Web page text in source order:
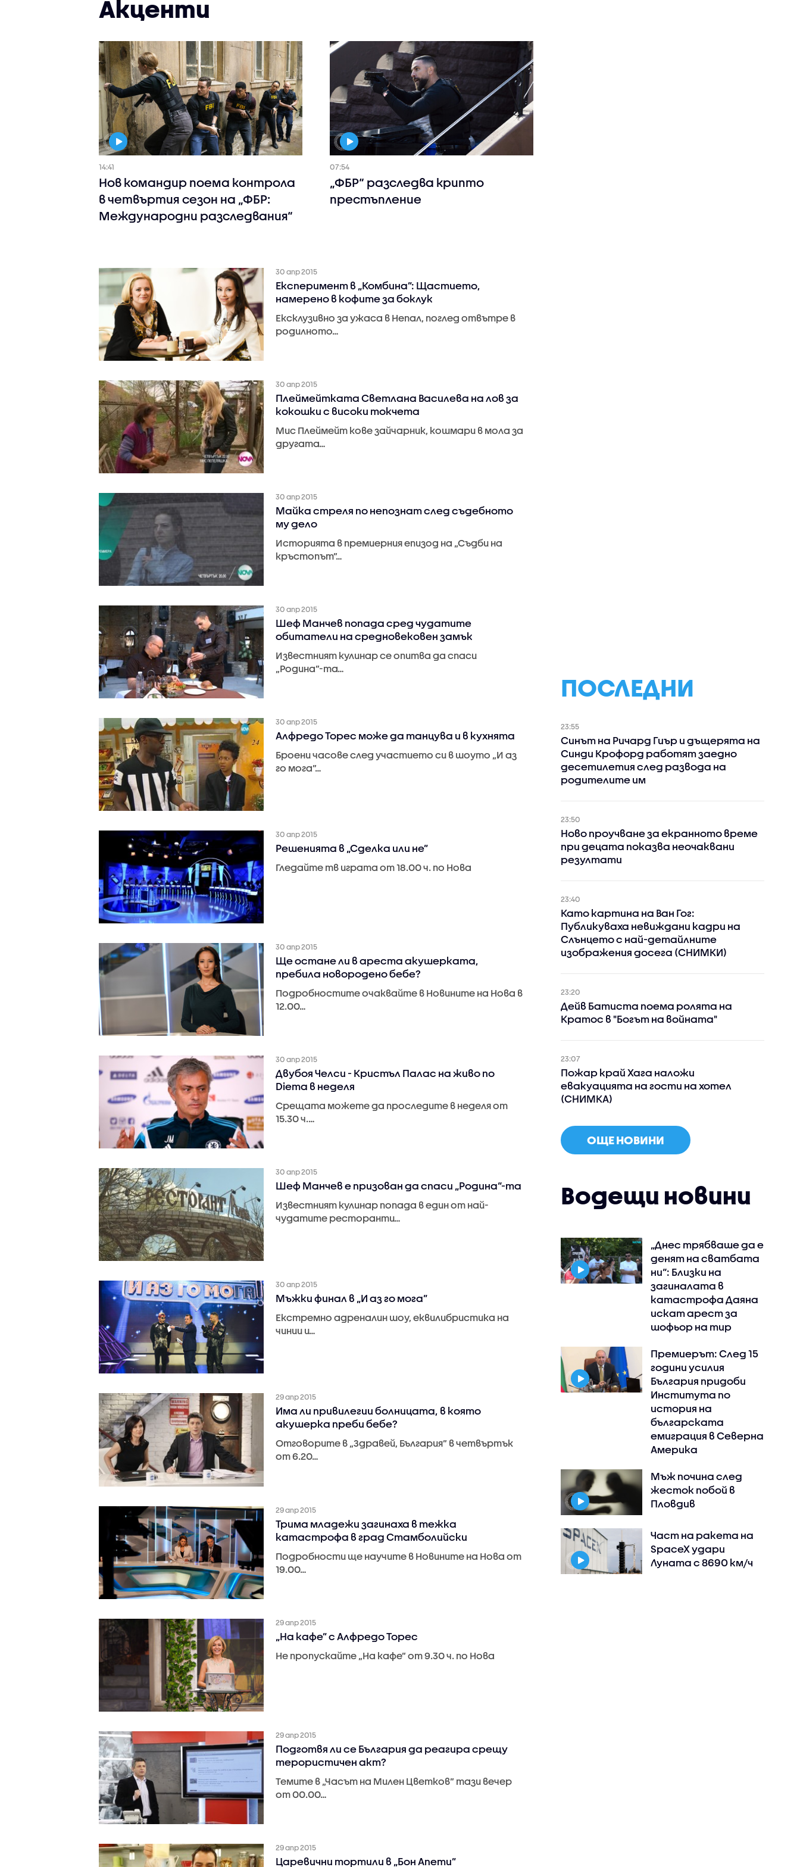
Акценти
14:41
Нов командир поема контрола
в четвъртия сезон на „ФБР:
Международни разследвания“
07:54
„ФБР“ разследва крипто
престъпление
30 апр 2015
Експеримент в „Комбина”: Щастието,
намерено в кофите за боклук
Ексклузивно за ужаса в Непал, поглед отвътре в
родилното…
30 апр 2015
Плеймейтката Светлана Василева на лов за
кокошки с високи токчета
Мис Плеймейт кове зайчарник, кошмари в мола за
другата…
30 апр 2015
Майка стреля по непознат след съдебното
му дело
Историята в премиерния епизод на „Съдби на
кръстопът”…
30 апр 2015
Шеф Манчев попада сред чудатите
обитатели на средновековен замък
Известният кулинар се опитва да спаси
„Родина”-та…
30 апр 2015
Алфредо Торес може да танцува и в кухнята
Броени часове след участието си в шоуто „И аз
го мога”…
30 апр 2015
Решенията в „Сделка или не”
Гледайте тв играта от 18.00 ч. по Нова
30 апр 2015
Ще остане ли в ареста акушерката,
пребила новородено бебе?
Подробностите очаквайте в Новините на Нова в
12.00…
30 апр 2015
Двубоя Челси - Кристъл Палас на живо по
Diema в неделя
Срещата можете да проследите в неделя от
15.30 ч.…
30 апр 2015
Шеф Манчев е призован да спаси „Родина“-та
Известният кулинар попада в един от най-
чудатите ресторанти…
30 апр 2015
Мъжки финал в „И аз го мога”
Екстремно адреналин шоу, еквилибристика на
чинии и…
29 апр 2015
Има ли привилегии болницата, в която
акушерка преби бебе?
Отговорите в „Здравей, България” в четвъртък
от 6.20…
29 апр 2015
Трима младежи загинаха в тежка
катастрофа в град Стамболийски
Подробности ще научите в Новините на Нова от
19.00…
29 апр 2015
„На кафе” с Алфредо Торес
Не пропускайте „На кафе” от 9.30 ч. по Нова
29 апр 2015
Подготвя ли се България да реагира срещу
терористичен акт?
Темите в „Часът на Милен Цветков” тази вечер
от 00.00…
29 апр 2015
Царевични тортили в „Бон Апети”
ПОСЛЕДНИ
23:55
Синът на Ричард Гиър и дъщерята на
Синди Крофорд работят заедно
десетилетия след развода на
родителите им
23:50
Ново проучване за екранното време
при децата показва неочаквани
резултати
23:40
Като картина на Ван Гог:
Публикуваха невиждани кадри на
Слънцето с най-детайлните
изображения досега (СНИМКИ)
23:20
Дейв Батиста поема ролята на
Кратос в "Богът на войната"
23:07
Пожар край Хага наложи
евакуацията на гости на хотел
(СНИМКА)
ОЩЕ НОВИНИ
Водещи новини
„Днес трябваше да е
денят на сватбата
ни“: Близки на
загиналата в
катастрофа Даяна
искат арест за
шофьор на тир
Премиерът: След 15
години усилия
България придоби
Института по
история на
българската
емиграция в Северна
Америка
Мъж почина след
жесток побой в
Пловдив
Част на ракета на
SpaceX удари
Луната с 8690 км/ч